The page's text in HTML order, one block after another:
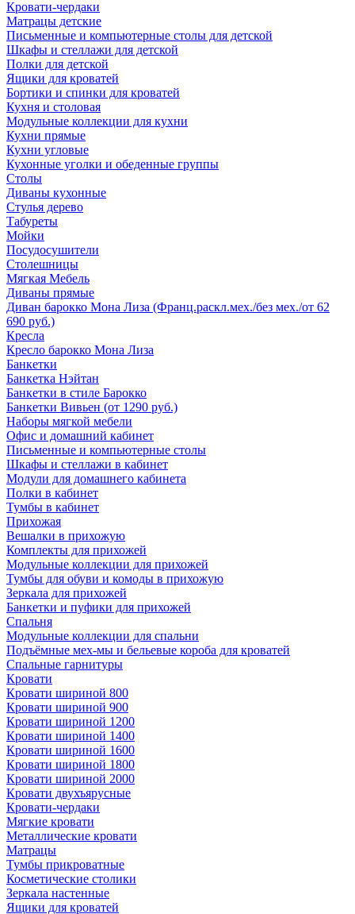
Кровати-чердаки
Матрацы детские
Письменные и компьютерные столы для детской
Шкафы и стеллажи для детской
Полки для детской
Ящики для кроватей
Бортики и спинки для кроватей
Кухня и столовая
Модульные коллекции для кухни
Кухни прямые
Кухни угловые
Кухонные уголки и обеденные группы
Столы
Диваны кухонные
Стулья дерево
Табуреты
Мойки
Посудосушители
Столешницы
Мягкая Мебель
Диваны прямые
Диван барокко Мона Лиза (Франц.раскл.мех./без мех./от 62
690 руб.)
Кресла
Кресло барокко Мона Лиза
Банкетки
Банкетка Нэйтан
Банкетки в стиле Барокко
Банкетки Вивьен (от 1290 руб.)
Наборы мягкой мебели
Офис и домашний кабинет
Письменные и компьютерные столы
Шкафы и стеллажи в кабинет
Модули для домашнего кабинета
Полки в кабинет
Тумбы в кабинет
Прихожая
Вешалки в прихожую
Комплекты для прихожей
Модульные коллекции для прихожей
Тумбы для обуви и комоды в прихожую
Зеркала для прихожей
Банкетки и пуфики для прихожей
Спальня
Модульные коллекции для спальни
Подъёмные мех-мы и бельевые короба для кроватей
Спальные гарнитуры
Кровати
Кровати шириной 800
Кровати шириной 900
Кровати шириной 1200
Кровати шириной 1400
Кровати шириной 1600
Кровати шириной 1800
Кровати шириной 2000
Кровати двухъярусные
Кровати-чердаки
Мягкие кровати
Металлические кровати
Матрацы
Тумбы прикроватные
Косметические столики
Зеркала настенные
Ящики для кроватей